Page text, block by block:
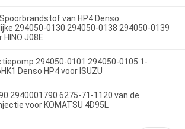
van HP4 Denso
294050-0130 294050-0138 294050-0139
J08E
294050-0101 294050-0105 1-
Denso HP4 voor ISUZU
2940001790 6275-71-1120 van de
voor KOMATSU 4D95L